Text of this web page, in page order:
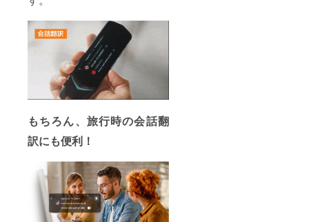
もちろん、旅行時の会話翻
訳にも便利！